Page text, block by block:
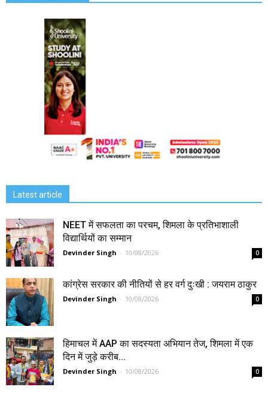
Latest article
NEET में सफलता का परचम, शिमला के प्रतिभाशाली
विद्यार्थियों का सम्मान
Devinder Singh - 10/08/2026 0
कांग्रेस सरकार की नीतियों से हर वर्ग दुःखी : जयराम ठाकुर
Devinder Singh - 10/08/2026 0
हिमाचल में AAP का सदस्यता अभियान तेज, शिमला में एक
दिन में जुड़े करीब...
Devinder Singh - 10/08/2026 0